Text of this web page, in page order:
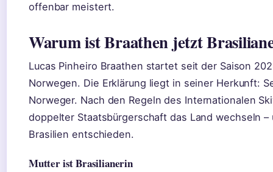
offenbar meistert.
Warum ist Braathen jetzt
Lucas Pinheiro Braathen startet seit der Saison
Norwegen. Die Erklärung liegt in seiner Herkunft:
Norweger. Nach den Regeln des Internationalen
doppelter Staatsbürgerschaft das Land wechseln
Brasilien entschieden.
Mutter ist Brasilianerin